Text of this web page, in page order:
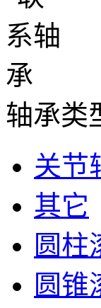
轴承类
关节
其它
圆柱
圆锥